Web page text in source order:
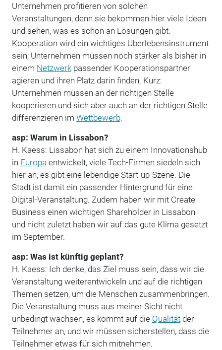
Unternehmen profitieren von solchen
Veranstaltungen, denn sie bekommen hier viele Ideen
und sehen, was es schon an Lösungen gibt.
Kooperation wird ein wichtiges Überlebensinstrument
sein; Unternehmen müssen noch stärker als bisher in
einem Netzwerkpassender Kooperationspartner
agieren und ihren Platz darin finden. Kurz:
Unternehmen müssen an der richtigen Stelle
kooperieren und sich aber auch an der richtigen Stelle
differenzieren im Wettbewerb.
asp: Warum in Lissabon?
H. Kaess: Lissabon hat sich zu einem Innovationshub
in Europa entwickelt, viele Tech-Firmen siedeln sich
hier an, es gibt eine lebendige Start-up-Szene. Die
Stadt ist damit ein passender Hintergrund für eine
Digital-Veranstaltung. Zudem haben wir mit Create
Business einen wichtigen Shareholder in Lissabon
und nicht zuletzt haben wir auf das gute Klima gesetzt
im September.
asp: Was ist künftig geplant?
H. Kaess: Ich denke, das Ziel muss sein, dass wir die
Veranstaltung weiterentwickeln und auf die richtigen
Themen setzen, um die Menschen zusammenbringen.
Die Veranstaltung muss aus meiner Sicht nicht
unbedingt wachsen, es kommt auf die Qualitätder
Teilnehmer an, und wir müssen sicherstellen, dass die
Teilnehmer etwas für sich mitnehmen.